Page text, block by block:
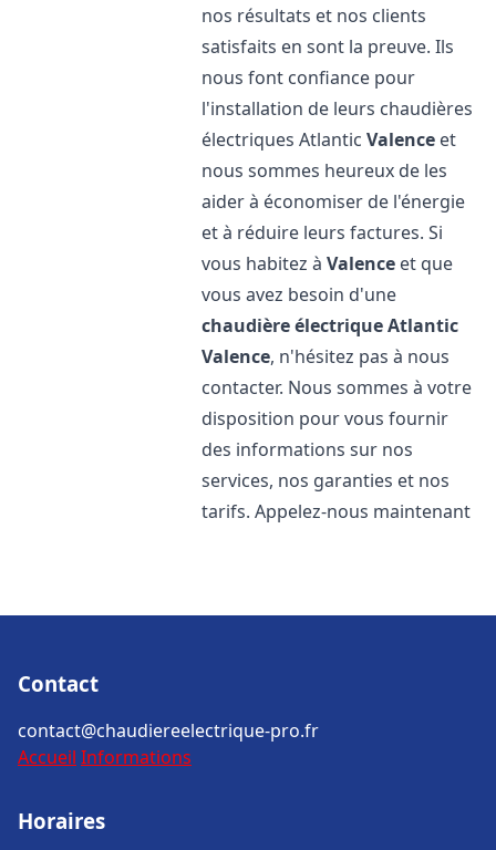
nos résultats et nos clients
satisfaits en sont la preuve. Ils
nous font confiance pour
l'installation de leurs chaudières
électriques AtlanticValence et
nous sommes heureux de les
aider à économiser de l'énergie
et à réduire leurs factures. Si
vous habitez àValence et que
vous avez besoin d'une
chaudière électrique Atlantic
Valence, n'hésitez pas à nous
contacter. Nous sommes à votre
disposition pour vous fournir
des informations sur nos
services, nos garanties et nos
tarifs. Appelez-nous maintenant
Contact
contact@chaudiereelectrique-pro.fr
Accueil Informations
Horaires